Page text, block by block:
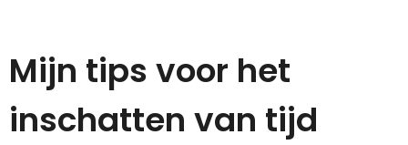
Mijn tips voor het
inschatten van tijd